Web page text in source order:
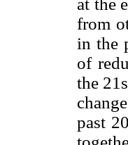
from
in the
of
the
past